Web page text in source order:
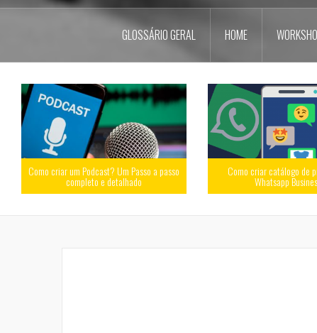
GLOSSÁRIO GERAL HOME
Como criar um Podcast? Um Passo a passo
completo e detalhado
Como criar catálogo de
Whatsapp